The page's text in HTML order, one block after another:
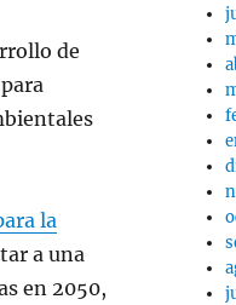
de
la
a una
en 2050,